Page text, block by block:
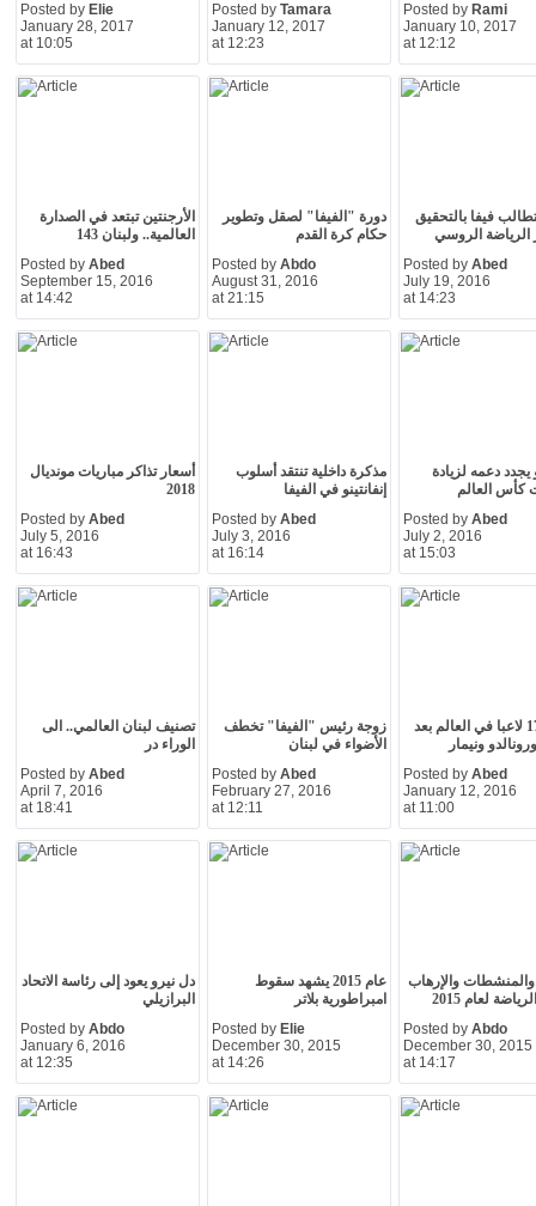
Posted by Elie
January 28, 2017
at 10:05
Posted by Tamara
January 12, 2017
at 12:23
Posted by Rami
January 10, 2017
at 12:12
الأرجنتين تبتعد في الصدارة
العالمية.. ولبنان 143
Posted by Abed
September 15, 2016
at 14:42
دورة "الفيفا" لصقل وتطوير
حكام كرة القدم
Posted by Abdo
August 31, 2016
at 21:15
فيفا بالتحقيق
الرياضة الروسي
Posted by Abed
July 19, 2016
at 14:23
أسعار تذاكر مباريات مونديال
2018
Posted by Abed
July 5, 2016
at 16:43
مذكرة داخلية تنتقد أسلوب
إنفانتينو في الفيفا
Posted by Abed
July 3, 2016
at 16:14
يجدد دعمه لزيادة
كأس العالم
Posted by Abed
July 2, 2016
at 15:03
تصنيف لبنان العالمي.. الى
الوراء در
Posted by Abed
April 7, 2016
at 18:41
زوجة رئيس "الفيفا" تخطف
الأضواء في لبنان
Posted by Abed
February 27, 2016
at 12:11
أفضل 17 لاعبا في العالم بعد
ونيمار
Posted by Abed
January 12, 2016
at 11:00
دل نيرو يعود إلى رئاسة الاتحاد
البرازيلي
Posted by Abdo
January 6, 2016
at 12:35
عام 2015 يشهد سقوط
امبراطورية بلاتر
Posted by Elie
December 30, 2015
at 14:26
والمنشطات والإرهاب
لعام 2015
Posted by Abdo
December 30, 2015
at 14:17